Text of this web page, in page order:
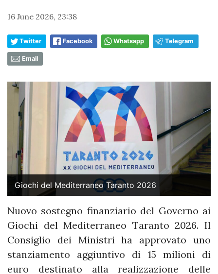
16 June 2026, 23:38
Twitter Facebook Whatsapp Telegram
Email
Giochi del Mediterraneo Taranto 2026
Nuovo sostegno finanziario del Governo ai
Giochi del Mediterraneo Taranto 2026. Il
Consiglio dei Ministri ha approvato uno
stanziamento aggiuntivo di 15 milioni di
euro destinato alla realizzazione delle